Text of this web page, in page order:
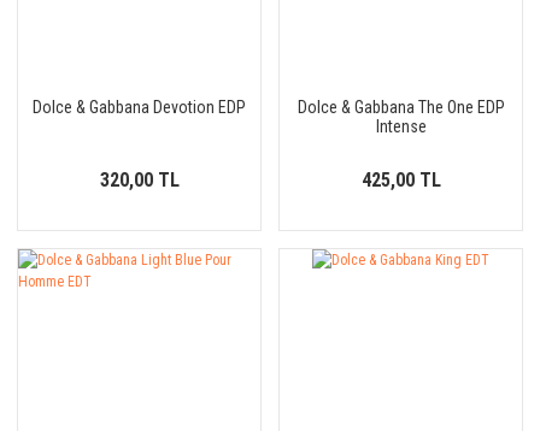
Dolce & Gabbana Devotion EDP
320,00 TL
Dolce & Gabbana The One EDP
Intense
425,00 TL